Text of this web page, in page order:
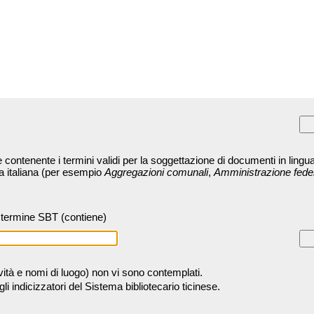
i termini validi per la soggettazione di documenti in
italiana (per esempio Aggregazioni comunali, Amministrazione
SBT (contiene)
e nomi di luogo) non vi sono contemplati.
indicizzatori del Sistema bibliotecario ticinese.